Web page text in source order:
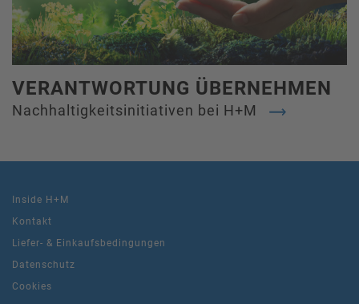
VERANTWORTUNG ÜBERNEHMEN
Nachhaltigkeitsinitiativen bei H+M
Inside H+M
Kontakt
Liefer- & Einkaufsbedingungen
Datenschutz
Cookies